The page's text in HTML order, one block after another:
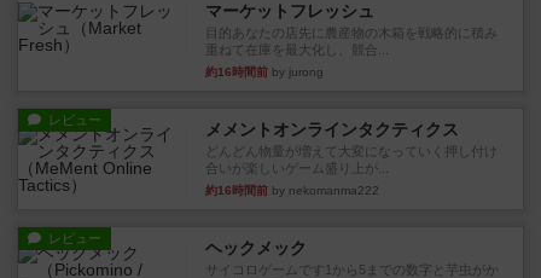
マーケットフレッシュ
目的あなたの店先に農産物の木箱を戦略的に積み
重ねて在庫を最大化し、競合...
約16時間前 by jurong
レビュー メメントオンラインタクティクス
どんどん物量が増えて大変になっていく押し付け
合いが楽しいゲーム盛り上が...
約16時間前 by nekomanma222
レビュー ヘックメック
サイコロゲームです1から5までの数字と芋虫がか